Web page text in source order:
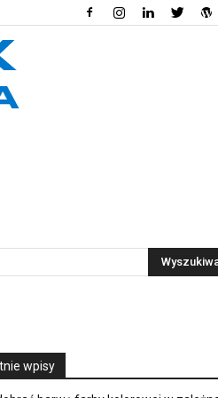
wpisy